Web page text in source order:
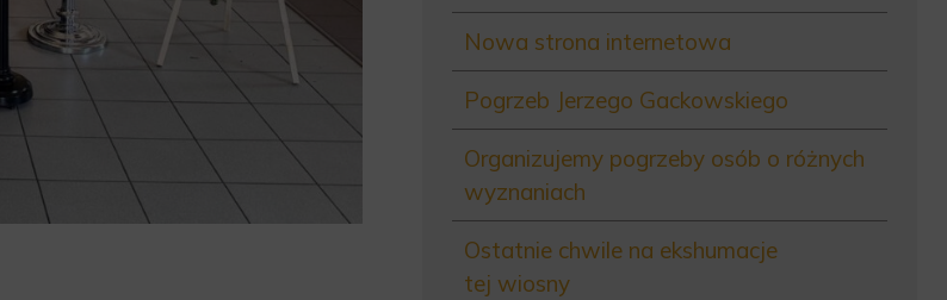
Nowa strona internetowa
Pogrzeb Jerzego Gackowskiego
Organizujemy pogrzeby osób o różnych
wyznaniach
Ostatnie chwile na ekshumacje
tej wiosny